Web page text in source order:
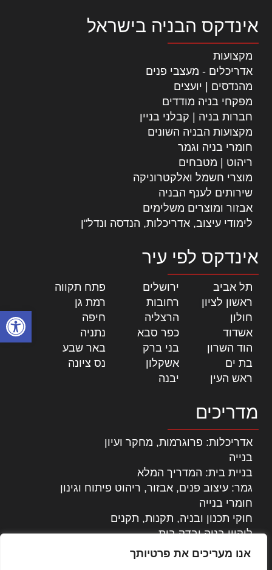
פתח
אנו מעריכים את פרטיותך
אינדקס הבניה בישראל
מקצועות
אדריכלים - מעצבי פנים
מהנדסים | יועצים
מפקחי בניה מודדים
חברות בניה | קבלני בניין
מקצועות הבניה השונים
חומרי בניה וגמר
ריהוט | מטבחים
מוצרי חשמל ואלקטרוניקה
שירותים לענף הבניה
אבזור ומוצרים משלימים
לימודי עיצוב, אדריכלות, הנדסה ונדל"ן
אינדקס לפי עיר
תל אביב ירושלים פתח תקווה
ראשון לציון
רחובות רמת גן
חולון
הרצליה חיפה
אשדוד
כפר סבא נתניה
הוד השרון
בני ברק באר שבע
בת ים
אשקלון נס ציונה
ראש העין
יבנה
מדריכים
אדריכלות: פרוגרמות, מחקר ועיון
בנייה
בניית בית: המדריך המלא
גמר: עיצוב פנים, אבזור, ריהוט פיתוח וגינון
חומרי בנייה
חוקי תכנון ובניה, תקנות, תקנים
ליקויי בניה ובדק בית
נדל"ן: זכויות, אגרות ועסקאות